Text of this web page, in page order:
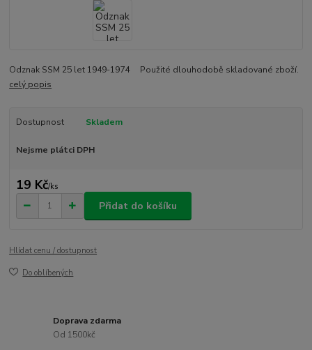
Odznak SSM 25 let 1949-1974 Použité dlouhodobě skladované zboží.
celý popis
Dostupnost Skladem
Nejsme plátci DPH
19 Kč/ks
Přidat do košíku
Hlídat cenu / dostupnost
Do oblíbených
Doprava zdarma
Od 1500kč